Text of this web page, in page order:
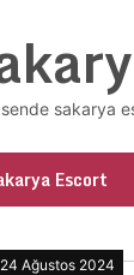
sakarya
Escort
24 Ağustos 2024